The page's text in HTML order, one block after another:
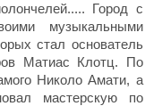
Город с
музыкальными
стал основатель
Матиас Клотц. По
Николо Амати, а
мастерскую по